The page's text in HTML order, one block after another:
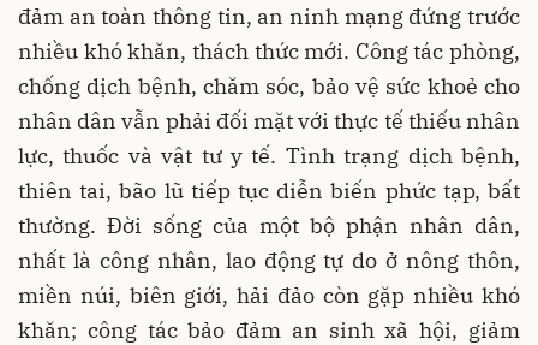
đảm an toàn thông tin, an ninh mạng đứng trước
nhiều khó khăn, thách thức mới. Công tác phòng,
chống dịch bệnh, chăm sóc, bảo vệ sức khoẻ cho
nhân dân vẫn phải đối mặt với thực tế thiếu nhân
lực, thuốc và vật tư y tế. Tình trạng dịch bệnh,
thiên tai, bão lũ tiếp tục diễn biến phức tạp, bất
thường. Đời sống của một bộ phận nhân dân,
nhất là công nhân, lao động tự do ở nông thôn,
miền núi, biên giới, hải đảo còn gặp nhiều khó
khăn; công tác bảo đảm an sinh xã hội, giảm